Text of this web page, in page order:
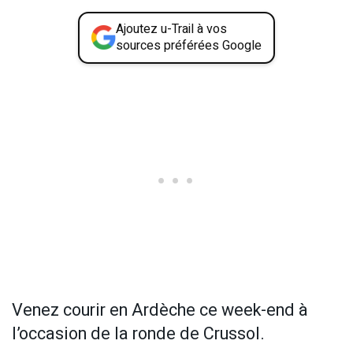
Ajoutez u-Trail à vos
sources préférées Google
Venez courir en Ardèche ce week-end à
l’occasion de la ronde de Crussol.